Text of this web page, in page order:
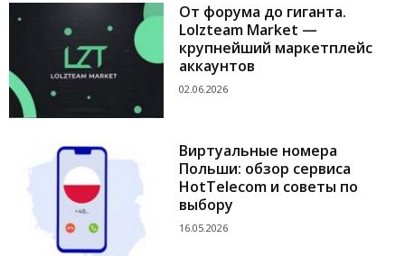
От форума до гиганта.
Lolzteam Market —
крупнейший маркетплейс
аккаунтов
02.06.2026
Виртуальные номера
Польши: обзор сервиса
HotTelecom и советы по
выбору
16.05.2026